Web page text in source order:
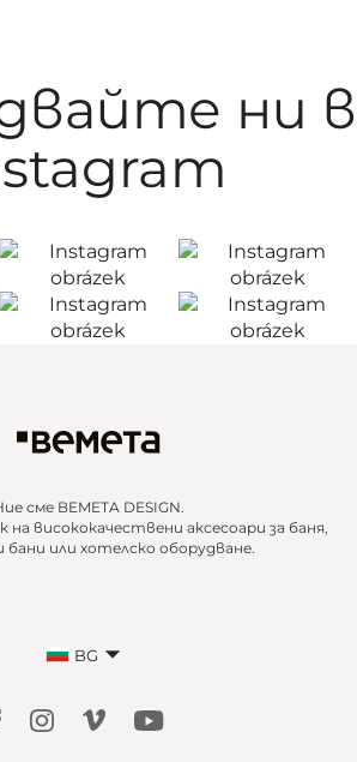
ни в
сме BEMETA DESIGN.
висококачествени аксесоари за баня,
или хотелско оборудване.
BG